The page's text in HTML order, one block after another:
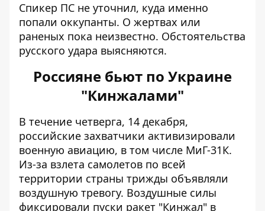
Спикер ПС не уточнил, куда именно
попали оккупанты. О жертвах или
раненых пока неизвестно. Обстоятельства
русского удара выясняются.
Россияне бьют по Украине
"Кинжалами"
В течение четверга, 14 декабря,
российские захватчики активизировали
военную авиацию, в том числе МиГ-31К.
Из-за взлета самолетов по всей
территории страны трижды объявляли
воздушную тревогу. Воздушные силы
фиксировали пуски ракет "Кинжал" в